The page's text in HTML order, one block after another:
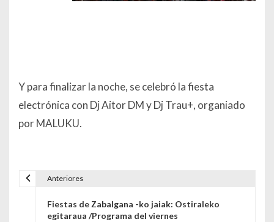
Y para finalizar la noche, se celebró la fiesta
electrónica con Dj Aitor DM y Dj Trau+, organiado
por MALUKU.
Anteriores
Fiestas de Zabalgana -ko jaiak: Ostiraleko
egitaraua /Programa del viernes